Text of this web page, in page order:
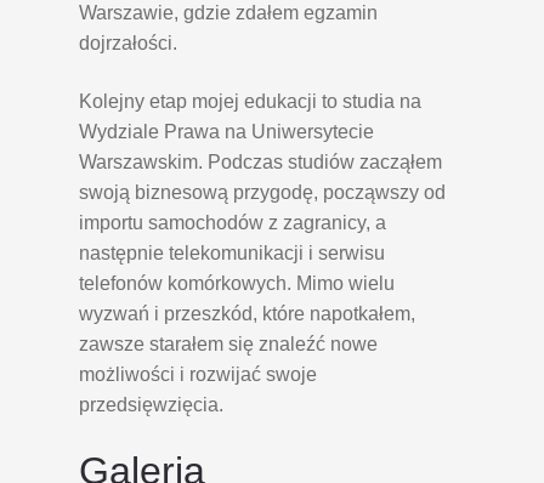
Warszawie, gdzie zdałem egzamin
dojrzałości.
Kolejny etap mojej edukacji to studia na
Wydziale Prawa na Uniwersytecie
Warszawskim. Podczas studiów zacząłem
swoją biznesową przygodę, począwszy od
importu samochodów z zagranicy, a
następnie telekomunikacji i serwisu
telefonów komórkowych. Mimo wielu
wyzwań i przeszkód, które napotkałem,
zawsze starałem się znaleźć nowe
możliwości i rozwijać swoje
przedsięwzięcia.
Galeria